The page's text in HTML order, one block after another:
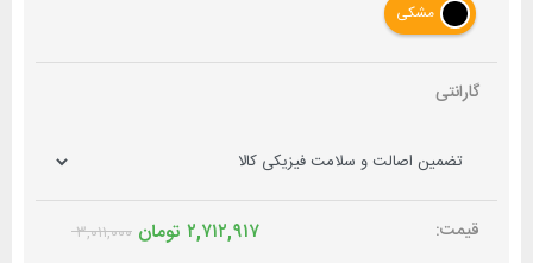
مشکی
گارانتی
۳,۰۱۱,۰۰۰ تومان ۲,۷۱۲,۹۱۷